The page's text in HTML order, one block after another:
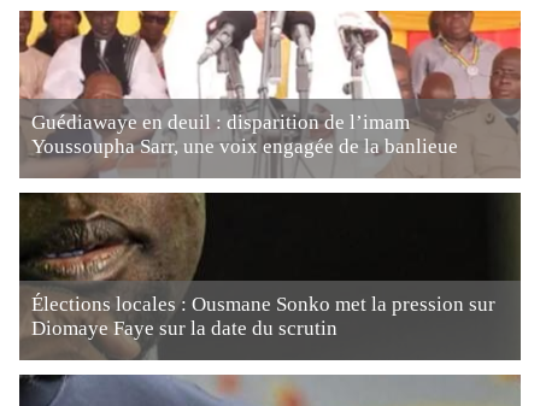
Guédiawaye en deuil : disparition de l’imam
Youssoupha Sarr, une voix engagée de la banlieue
Élections locales : Ousmane Sonko met la pression sur
Diomaye Faye sur la date du scrutin